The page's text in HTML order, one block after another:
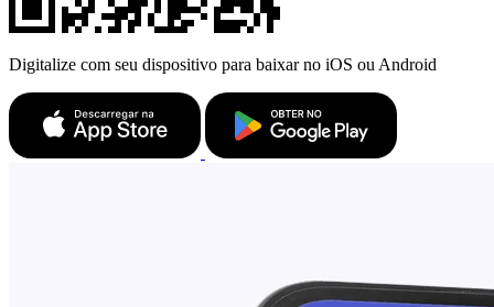
Digitalize com seu dispositivo para baixar no iOS ou Android